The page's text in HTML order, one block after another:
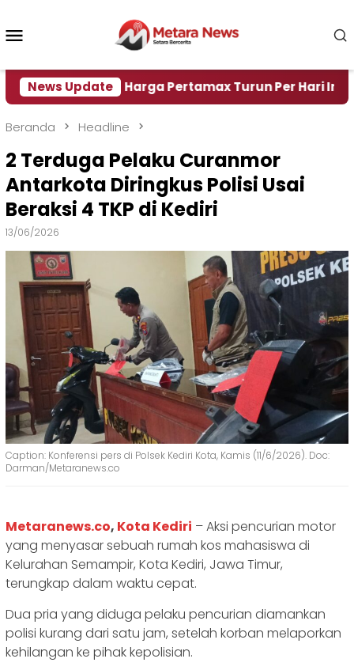
konten
News Update
Harga Pertamax Turun Per Hari Ini, Segini
Beranda Headline
2 Terduga Pelaku Curanmor
Antarkota Diringkus Polisi Usai
Beraksi 4 TKP di Kediri
13/06/2026
Caption: Konferensi pers di Polsek Kediri Kota, Kamis (11/6/2026). Doc:
Darman/Metaranews.co
‎Metaranews.co, Kota Kediri – Aksi pencurian motor
yang menyasar sebuah rumah kos mahasiswa di
Kelurahan Semampir, Kota Kediri, Jawa Timur,
terungkap dalam waktu cepat.
Dua pria yang diduga pelaku pencurian diamankan
polisi kurang dari satu jam, setelah korban melaporkan
kehilangan ke pihak kepolisian.